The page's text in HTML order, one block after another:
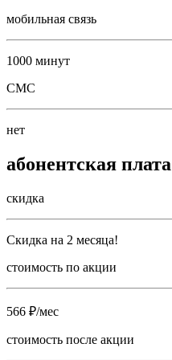
мобильная связь
1000 минут
СМС
нет
абонентская плата
скидка
Скидка на 2 месяца!
стоимость по акции
566 ₽/мес
стоимость после акции